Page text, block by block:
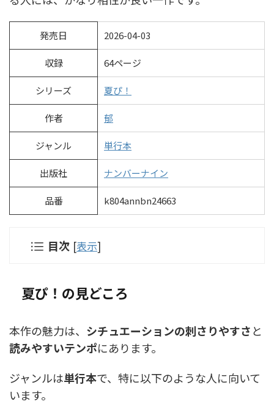
発売日 2026-04-03
収録 64ページ
シリーズ 夏ぴ！
作者 郁
ジャンル 単行本
出版社 ナンバーナイン
品番 k804annbn24663
目次 [表示]
夏ぴ！の見どころ
本作の魅力は、 シチュエーションの刺さりやすさと
読みやすいテンポにあります。
ジャンルは単行本で、特に以下のような人に向いて
います。